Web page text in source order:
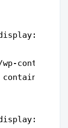
content/